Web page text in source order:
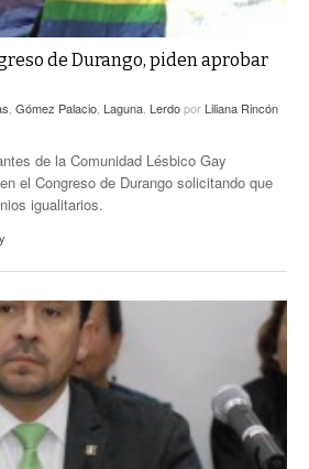
de Durango, piden aprobar
Gómez Palacio Laguna Lerdopor Liliana Rincón
de la Comunidad Lésbico Gay
el Congreso de Durango solicitando que
igualitarios.